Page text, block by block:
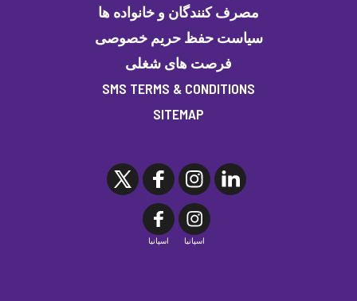
مصرف کنندگان و خانواده ها
سیاست حفظ حریم خصوصی
فرصت های شغلی
SMS TERMS & CONDITIONS
SITEMAP
اسپانیا اسپانیا